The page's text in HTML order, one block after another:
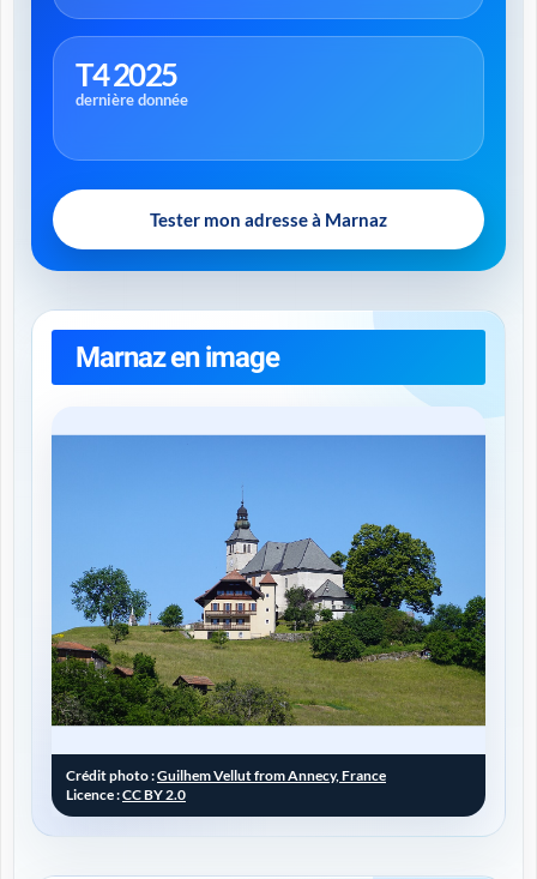
T4 2025
dernière donnée
Tester mon adresse à Marnaz
Marnaz en image
Crédit photo :Guilhem Vellut from Annecy, France
Licence :CC BY 2.0